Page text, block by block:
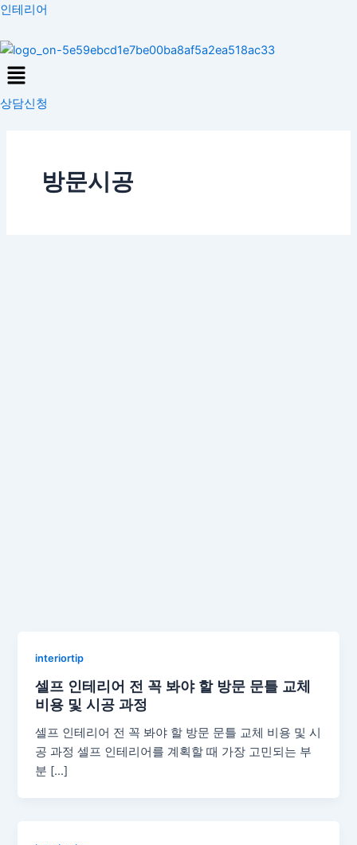
콘
츠
로
건
너
인테리어
Menu
상담신청
방문시공
interiortip
셀프 인테리어 전 꼭 봐야 할 방문 문틀 교체
비용 및 시공 과정
셀프 인테리어 전 꼭 봐야 할 방문 문틀 교체 비용 및 시
공 과정 셀프 인테리어를 계획할 때 가장 고민되는 부
분 […]